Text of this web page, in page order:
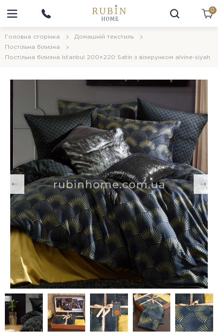
0
Головна сторінка
Домашній текстиль
Постільна білизна
Постільна білизна Istanbul 200×220 Satin з візерунком alvine-siyah